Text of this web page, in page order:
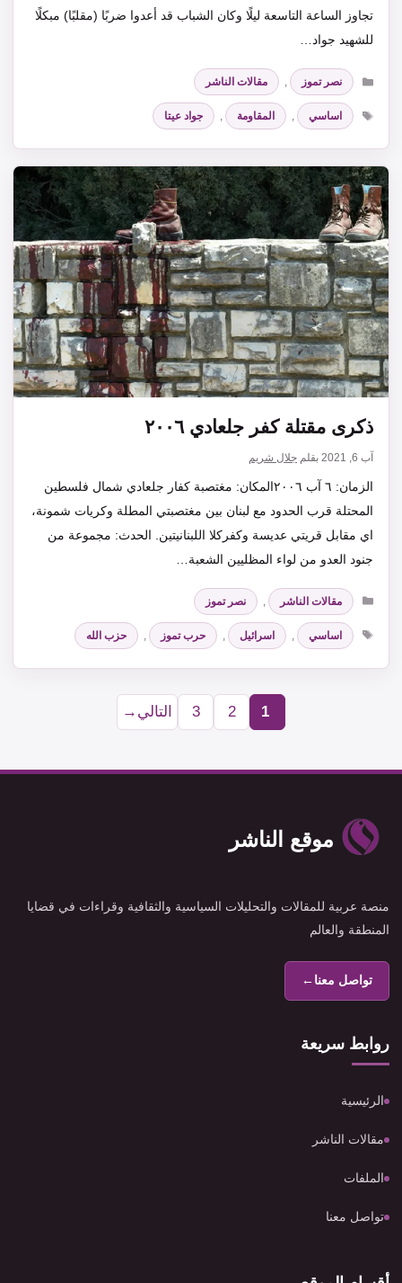
تجاوز الساعة التاسعة ليلًا وكان الشباب قد أعدوا ضربًا (مقلبًا) مبكلًا
للشهيد جواد…
التصنيفات
نصر تموز ,
مقالات الناشر
الوسوم
اساسي , المقاومة , جواد عيتا
ذكرى مقتلة كفر جلعادي ٢٠٠٦
آب 6, 2021 بقلم جلال شريم
الزمان: ٦ آب ٢٠٠٦المكان: مغتصبة كفار جلعادي شمال فلسطين
المحتلة قرب الحدود مع لبنان بين مغتصبتي المطلة وكريات شمونة،
اي مقابل قريتي عديسة وكفركلا اللبنانيتين. الحدث: مجموعة من
جنود العدو من لواء المظليين الشعبة…
التصنيفات
مقالات الناشر ,
نصر تموز
الوسوم
اساسي , اسرائيل , حرب تموز , حزب الله
Page
1
Page
2
Page
3 التالي →
موقع الناشر
منصة عربية للمقالات والتحليلات السياسية والثقافية وقراءات في قضايا
المنطقة والعالم
تواصل معنا←
روابط سريعة
الرئيسية
مقالات الناشر
الملفات
تواصل معنا